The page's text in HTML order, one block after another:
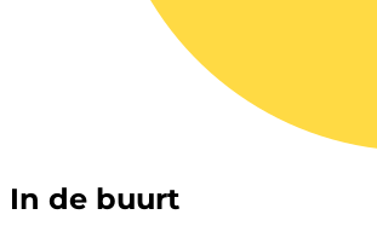
In de buurt